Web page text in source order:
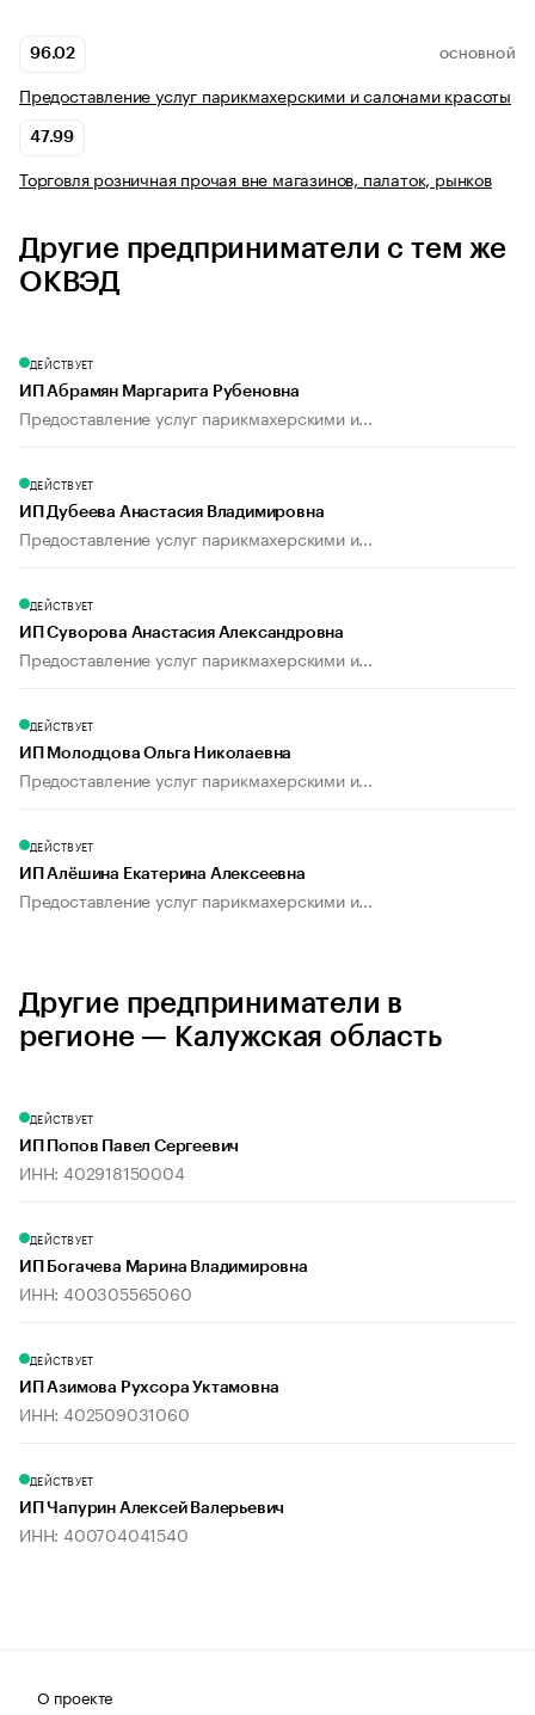
96.02 ОСНОВНОЙ
Предоставление услуг парикмахерскими и салонами красоты
47.99
Торговля розничная прочая вне магазинов, палаток, рынков
Другие предприниматели с тем же
ОКВЭД
ДЕЙСТВУЕТ
ИП Абрамян Маргарита Рубеновна
Предоставление услуг парикмахерскими и...
ДЕЙСТВУЕТ
ИП Дубеева Анастасия Владимировна
Предоставление услуг парикмахерскими и...
ДЕЙСТВУЕТ
ИП Суворова Анастасия Александровна
Предоставление услуг парикмахерскими и...
ДЕЙСТВУЕТ
ИП Молодцова Ольга Николаевна
Предоставление услуг парикмахерскими и...
ДЕЙСТВУЕТ
ИП Алёшина Екатерина Алексеевна
Предоставление услуг парикмахерскими и...
Другие предприниматели в
регионе — Калужская область
ДЕЙСТВУЕТ
ИП Попов Павел Сергеевич
ИНН: 402918150004
ДЕЙСТВУЕТ
ИП Богачева Марина Владимировна
ИНН: 400305565060
ДЕЙСТВУЕТ
ИП Азимова Рухсора Уктамовна
ИНН: 402509031060
ДЕЙСТВУЕТ
ИП Чапурин Алексей Валерьевич
ИНН: 400704041540
О проекте